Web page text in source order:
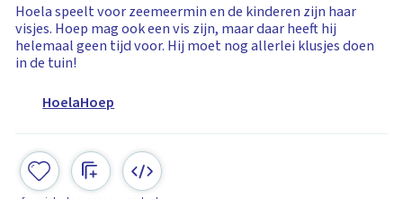
Hoela speelt voor zeemeermin en de kinderen zijn haar
visjes. Hoep mag ook een vis zijn, maar daar heeft hij
helemaal geen tijd voor. Hij moet nog allerlei klusjes doen
in de tuin!
HoelaHoep